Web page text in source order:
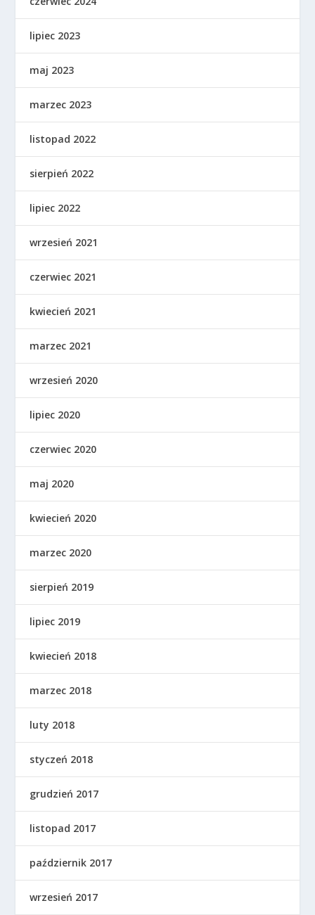
lipiec 2023
maj 2023
marzec 2023
listopad 2022
sierpień 2022
lipiec 2022
wrzesień 2021
czerwiec 2021
kwiecień 2021
marzec 2021
wrzesień 2020
lipiec 2020
czerwiec 2020
maj 2020
kwiecień 2020
marzec 2020
sierpień 2019
lipiec 2019
kwiecień 2018
marzec 2018
luty 2018
styczeń 2018
grudzień 2017
listopad 2017
październik 2017
wrzesień 2017